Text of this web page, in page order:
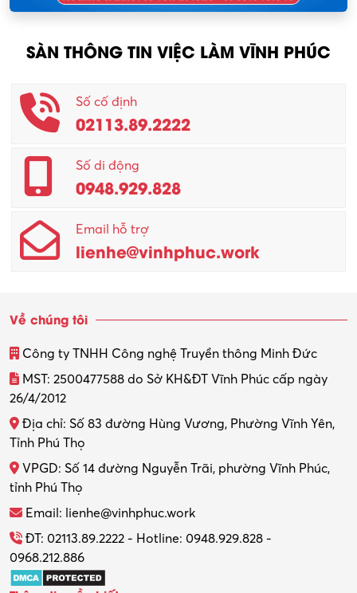
Nhân viên CSKH
Phục vụ khác
Promotion Girl (PG)
Quản lý – Giám đốc
Quản lý chất lượng – QC
Quản lý sản xuất
Quản trị kinh doanh
Thiết kế nội thất
Thợ máy – Ô tô – Xe máy
Thực tập
Tổ chức sự kiện – Quà tặng
Trợ lý
SÀN THÔNG TIN VIỆC LÀM VĨNH PHÚC
Số cố định
02113.89.2222
Số di động
0948.929.828
Email hỗ trợ
lienhe@vinhphuc.work
Về chúng tôi
Công ty TNHH Công nghệ Truyền thông Minh Đức
MST: 2500477588 do Sở KH&ĐT Vĩnh Phúc cấp ngày
26/4/2012
Địa chỉ: Số 83 đường Hùng Vương, Phường Vĩnh Yên,
Tỉnh Phú Thọ
VPGD: Số 14 đường Nguyễn Trãi, phường Vĩnh Phúc,
tỉnh Phú Thọ
Email: lienhe@vinhphuc.work
ĐT: 02113.89.2222 - Hotline: 0948.929.828 -
0968.212.886